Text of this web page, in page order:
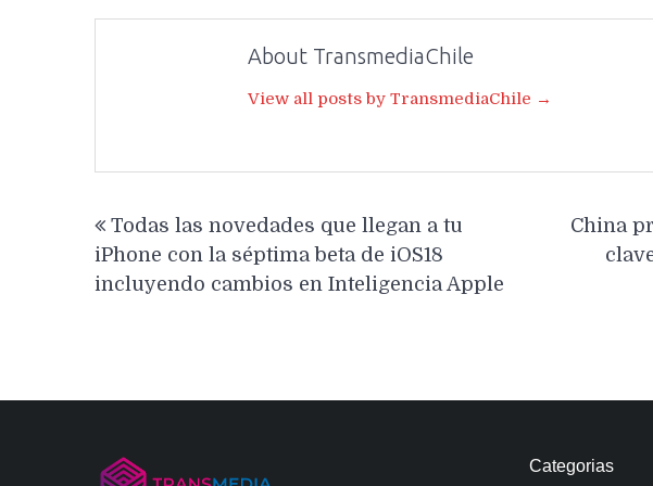
About TransmediaChile
View all posts by TransmediaChile →
de
entradas
Todas las novedades que llegan a tu
iPhone con la séptima beta de iOS18
incluyendo cambios en Inteligencia Apple
China
Categorias